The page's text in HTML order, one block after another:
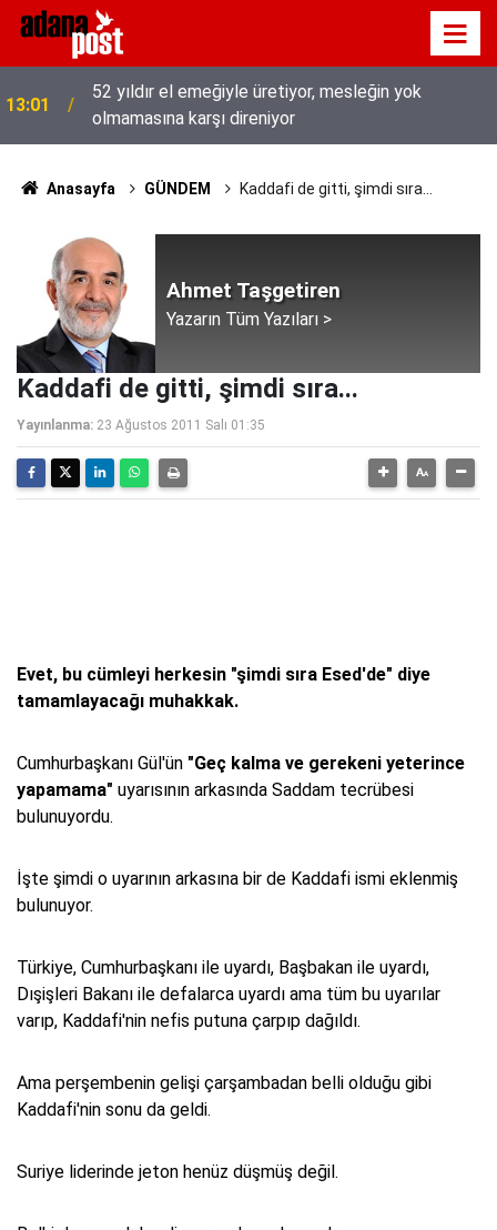
13:01
52 yıldır el emeğiyle üretiyor, mesleğin yok
olmamasına karşı direniyor
Anasayfa GÜNDEM Kaddafi de gitti, şimdi sıra...
Ahmet Taşgetiren
Yazarın Tüm Yazıları >
Kaddafi de gitti, şimdi sıra...
Yayınlanma: 23 Ağustos 2011 Salı 01:35
Evet, bu cümleyi herkesin "şimdi sıra Esed'de" diye
tamamlayacağı muhakkak.
Cumhurbaşkanı Gül'ün "Geç kalma ve gerekeni yeterince
yapamama" uyarısının arkasında Saddam tecrübesi
bulunuyordu.
İşte şimdi o uyarının arkasına bir de Kaddafi ismi eklenmiş
bulunuyor.
Türkiye, Cumhurbaşkanı ile uyardı, Başbakan ile uyardı,
Dışişleri Bakanı ile defalarca uyardı ama tüm bu uyarılar
varıp, Kaddafi'nin nefis putuna çarpıp dağıldı.
Ama perşembenin gelişi çarşambadan belli olduğu gibi
Kaddafi'nin sonu da geldi.
Suriye liderinde jeton henüz düşmüş değil.